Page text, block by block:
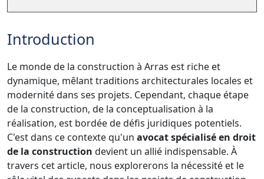
Introduction
Le monde de la construction à Arras est riche et
dynamique, mêlant traditions architecturales locales et
modernité dans ses projets. Cependant, chaque étape
de la construction, de la conceptualisation à la
réalisation, est bordée de défis juridiques potentiels.
C'est dans ce contexte qu'un avocat spécialisé en droit
de la construction devient un allié indispensable. À
travers cet article, nous explorerons la nécessité et le